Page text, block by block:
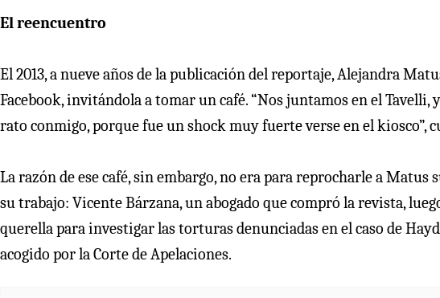
El reencuentro
El 2013, a nueve años de la publicación del reportaje, Alejandra
Facebook, invitándola a tomar un café. “Nos juntamos en el
rato conmigo, porque fue un shock muy fuerte verse en el kiosco”,
La razón de ese café, sin embargo, no era para reprocharle a
su trabajo: Vicente Bárzana, un abogado que compró la revista,
querella para investigar las torturas denunciadas en el caso de
acogido por la Corte de Apelaciones.